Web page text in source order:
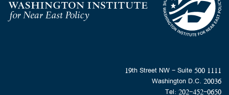
Homepage
1111 19th Street NW - Suite 500
Washington D.C. 20036
Tel: 202-452-0650